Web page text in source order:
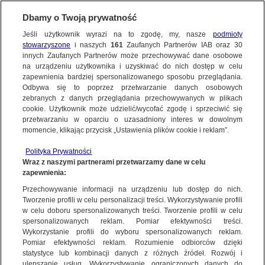
FAKTY | FAKTY O ŚWIECIE
Wiceszefowa KE o ustawie anty-TVN: niepokojący sygnał dla wolności i
pluralizmu mediów
NAJNOWSZE
ZOBACZ FAKTY
FAKTY PO FAKTACH
FAKTY O ŚWIECIE
WIĘCEJ
KANAŁY
Dzień dobry!
Jedno konto do wszystkich usług
Dbamy o Twoją prywatność
Jeśli użytkownik wyrazi na to zgodę, my, nasze podmioty
stowarzyszone i naszych 161Zaufanych Partnerów IAB oraz 30
innych Zaufanych Partnerów może przechowywać dane osobowe
na urządzeniu użytkownika i uzyskiwać do nich dostęp w celu
zapewnienia bardziej spersonalizowanego sposobu przeglądania.
Odbywa się to poprzez przetwarzanie danych osobowych
zebranych z danych przeglądania przechowywanych w plikach
cookie. Użytkownik może udzielić/wycofać zgodę i sprzeciwić się
przetwarzaniu w oparciu o uzasadniony interes w dowolnym
momencie, klikając przycisk „Ustawienia plików cookie i reklam”.
Polityka Prywatności
Wraz z naszymi partnerami przetwarzamy dane w celu
zapewnienia:
Przechowywanie informacji na urządzeniu lub dostęp do nich.
Tworzenie profili w celu personalizacji treści. Wykorzystywanie profili
w celu doboru spersonalizowanych treści. Tworzenie profili w celu
spersonalizowanych reklam. Pomiar efektywności treści.
Wykorzystanie profili do wyboru spersonalizowanych reklam.
Pomiar efektywności reklam. Rozumienie odbiorców dzięki
statystyce lub kombinacji danych z różnych źródeł. Rozwój i